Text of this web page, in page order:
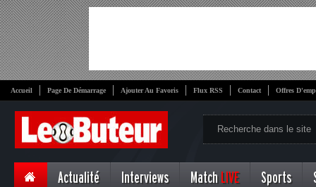
Accueil Page De Démarrage Ajouter Au Favoris Flux RSS Contact Offres
Actualité Interviews Match LIVE Sports